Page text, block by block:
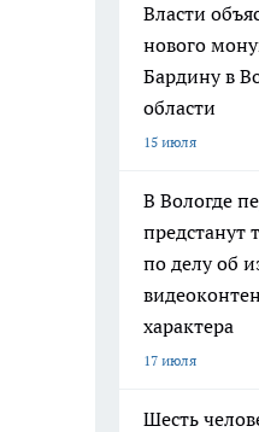
Власти
нового
Бардину в
области
15 июля
В Вологде
предстанут
по делу об
характера
17 июля
Шесть